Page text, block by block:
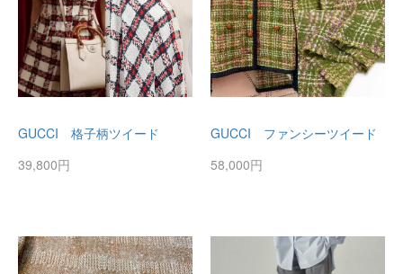
GUCCI 格子柄ツイード
39,800円
GUCCI ファンシーツイード
58,000円